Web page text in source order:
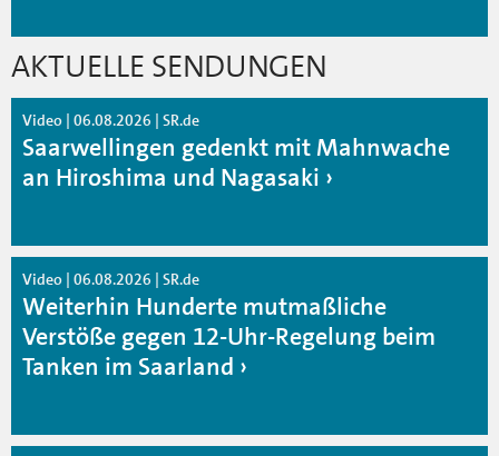
AKTUELLE SENDUNGEN
Video | 06.08.2026 | SR.de
Saarwellingen gedenkt mit Mahnwache
an Hiroshima und Nagasaki
Video | 06.08.2026 | SR.de
Weiterhin Hunderte mutmaßliche
Verstöße gegen 12-Uhr-Regelung beim
Tanken im Saarland